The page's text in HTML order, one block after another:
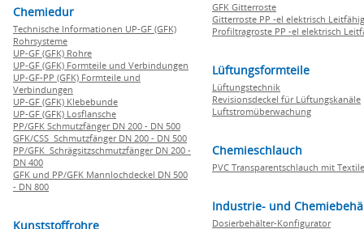
Chemiedur
Technische Informationen UP-GF (GFK)
Rohrsysteme
UP-GF (GFK) Rohre
UP-GF (GFK) Formteile und Verbindungen
UP-GF-PP (GFK) Formteile und
Verbindungen
UP-GF (GFK) Klebebunde
UP-GF (GFK) Losflansche
PP/GFK Schmutzfänger DN 200 - DN 500
GFK/CSS Schmutzfänger DN 200 - DN 500
PP/GFK Schrägsitzschmutzfänger DN 200 -
DN 400
GFK und PP/GFK Mannlochdeckel DN 500
- DN 800
Kunststoffrohre
GFK Gitterroste
Gitterroste PP -el elektrisch Leitfähig
Profiltragroste PP -el elektrisch
Lüftungsformteile
Lüftungstechnik
Revisionsdeckel für Lüftungskanäle
Luftstromüberwachung
Chemieschlauch
PVC Transparentschlauch mit
Industrie- und
Dosierbehälter-Konfigurator